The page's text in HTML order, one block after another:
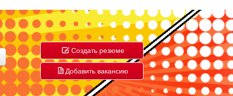
Создать резюме
Добавить вакансию